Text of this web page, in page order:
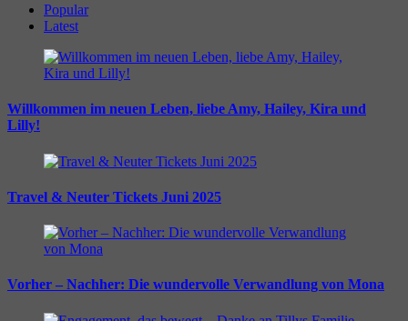
Popular
Latest
Willkommen im neuen Leben, liebe Amy, Hailey, Kira und
Lilly!
Travel & Neuter Tickets Juni 2025
Vorher – Nachher: Die wundervolle Verwandlung von Mona